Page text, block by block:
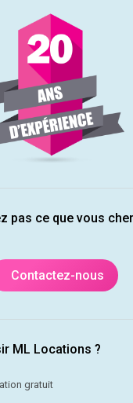
pas ce que vous
Contactez-nous
ML Locations ?
gratuit